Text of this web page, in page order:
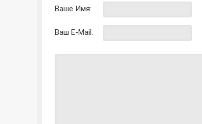
Ваше Имя:
Ваш E-Mail: